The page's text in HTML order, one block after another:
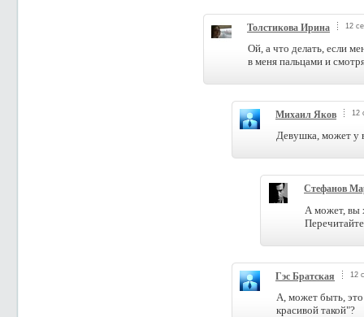
Толстикова Ирина 12
Ой, а что делать, если
в меня пальцами и
Михаил Яков 12
Девушка, может у
Стефанов
А может, вы
Гэс Братская 12
А, может быть, это
красивой такой"?